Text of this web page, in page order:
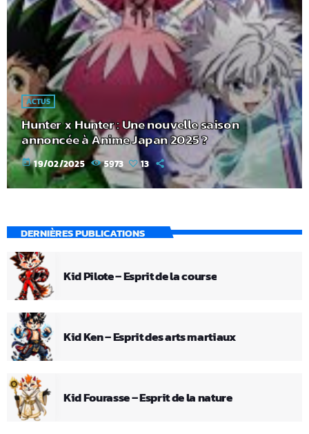
ACTUS
Hunter x Hunter : Une nouvelle saison
annoncée à Anime Japan 2025 ?
today 19/02/2025 5973 13
DERNIÈRES PUBLICATIONS
Kid Pilote – Esprit de la course
Kid Ken – Esprit des arts martiaux
Kid Fourasse – Esprit de la nature